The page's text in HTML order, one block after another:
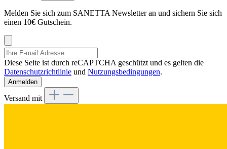
Melden Sie sich zum SANETTA Newsletter an und sichern Sie sich
einen 10€ Gutschein.
Diese Seite ist durch reCAPTCHA geschützt und es gelten die
Datenschutzrichtlinie und Nutzungsbedingungen.
Anmelden
Versand mit